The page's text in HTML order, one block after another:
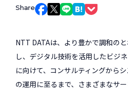
Share Facebookでシェア
Xでシェア
LINEでシェア
はてなブック
NTT DATAは、より豊かで調和の
し、デジタル技術を活用したビジ
に向けて、コンサルティングから
の運用に至るまで、さまざまなサー